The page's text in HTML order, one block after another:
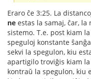
Eraro ĉe 3:25. La
ne estas la samaj, ĉar,
sistemo. T.e. post kiam
speguloj konstante
sekvi la spegulon, kiu
apartigilo troviĝis kiam
kontraŭ la spegulon, kiu